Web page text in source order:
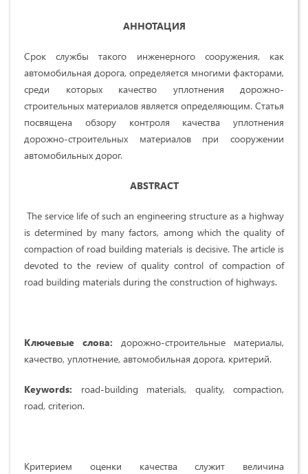
АННОТАЦИЯ
Срок службы такого инженерного сооружения, как
автомобильная дорога, определяется многими факторами,
среди которых качество уплотнения дорожно-
строительных материалов является определяющим. Статья
посвящена обзору контроля качества уплотнения
дорожно-строительных материалов при сооружении
автомобильных дорог.
ABSTRACT
The service life of such an engineering structure as a highway
is determined by many factors, among which the quality of
compaction of road building materials is decisive. The article is
devoted to the review of quality control of compaction of
road building materials during the construction of highways.
Ключевые слова: дорожно-строительные материалы,
качество, уплотнение, автомобильная дорога, критерий.
Keywords: road-building materials, quality, compaction,
road, criterion.
Критерием оценки качества служит величина